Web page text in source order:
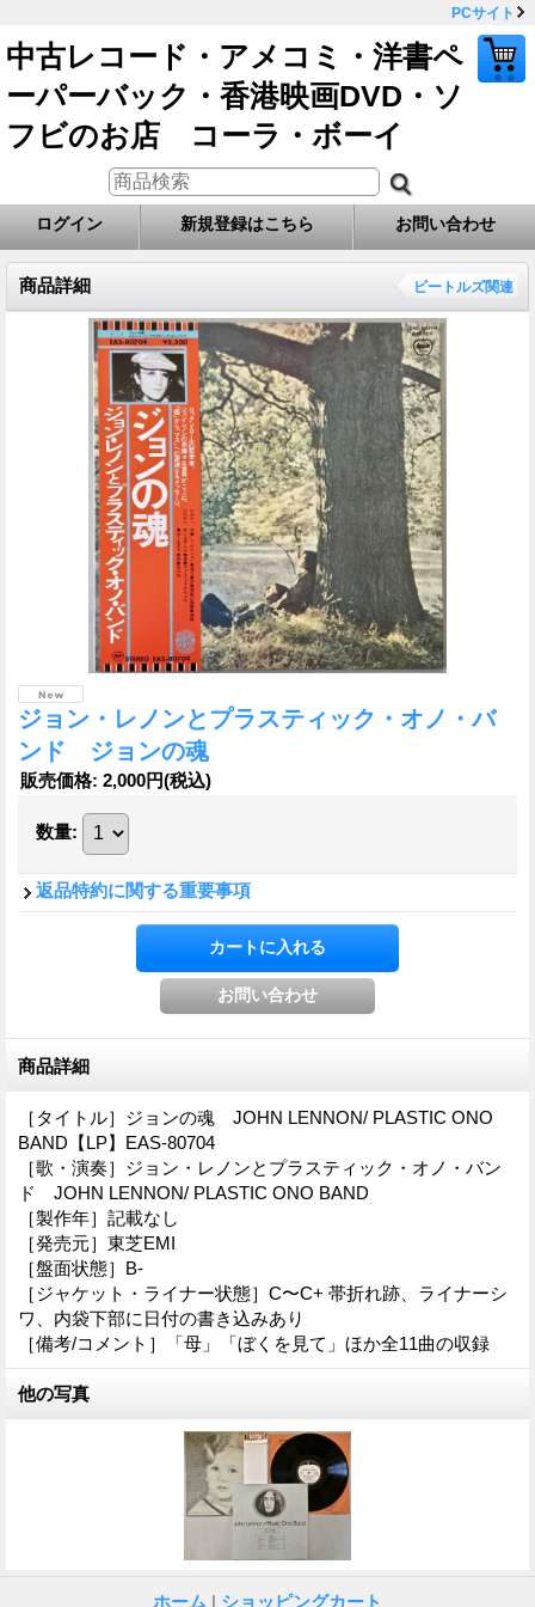
PCサイト
中古レコード・アメコミ・洋書ペ
ーパーバック・香港映画DVD・ソ
フビのお店 コーラ・ボーイ
ログイン 新規登録はこちら お問い合わせ
商品詳細 ビートルズ関連
ジョン・レノンとプラスティック・オノ・バ
ンド ジョンの魂
販売価格: 2,000円(税込)
数量:
返品特約に関する重要事項
商品詳細
［タイトル］ジョンの魂 JOHN LENNON/ PLASTIC ONO
BAND【LP】EAS-80704
［歌・演奏］ジョン・レノンとプラスティック・オノ・バン
ド JOHN LENNON/ PLASTIC ONO BAND
［製作年］記載なし
［発売元］東芝EMI
［盤面状態］B-
［ジャケット・ライナー状態］C〜C+ 帯折れ跡、ライナーシ
ワ、内袋下部に日付の書き込みあり
［備考/コメント］「母」「ぼくを見て」ほか全11曲の収録
他の写真
ホーム | ショッピングカート